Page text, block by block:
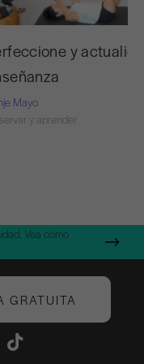
y
Mayo
y aprender
Vea cómo
GRATUITA